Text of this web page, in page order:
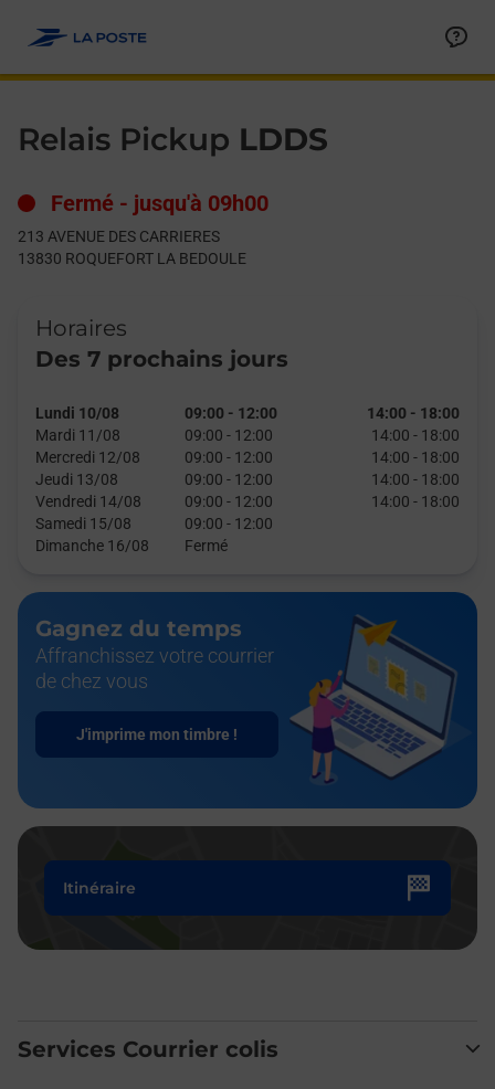
Relais Pickup LDDS
Fermé - jusqu'à 09h00
213 AVENUE DES CARRIERES
13830 ROQUEFORT LA BEDOULE
Horaires
Des 7 prochains jours
Lundi 10/08 09:00 - 12:00 14:00 - 18:00
Mardi 11/08
09:00 - 12:00 14:00 - 18:00
Mercredi 12/08
09:00 - 12:00 14:00 - 18:00
Jeudi 13/08
09:00 - 12:00 14:00 - 18:00
Vendredi 14/08
09:00 - 12:00 14:00 - 18:00
Samedi 15/08
09:00 - 12:00
Dimanche 16/08
Fermé
Gagnez du temps
Affranchissez votre courrier
de chez vous
J'imprime mon timbre !
Itinéraire
Services Courrier colis